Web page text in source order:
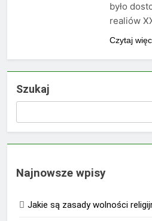
było
realiów
Czytaj
Szukaj
Najnowsze wpisy
Jakie są zasady wolności